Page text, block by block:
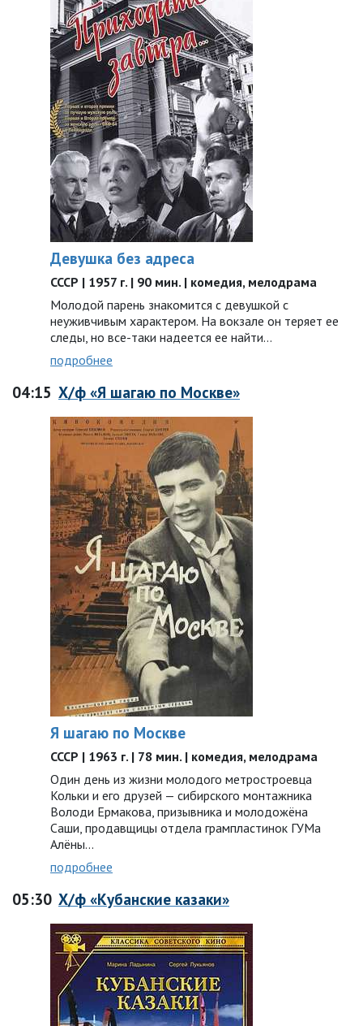
Девушка без адреса
СССР | 1957 г. | 90 мин. | комедия, мелодрама
Молодой парень знакомится с девушкой с
неуживчивым характером. На вокзале он теряет ее
следы, но все-таки надеется ее найти…
подробнее
04:15 Х/ф «Я шагаю по Москве»
Я шагаю по Москве
СССР | 1963 г. | 78 мин. | комедия, мелодрама
Один день из жизни молодого метростроевца
Кольки и его друзей — сибирского монтажника
Володи Ермакова, призывника и молодожёна
Саши, продавщицы отдела грампластинок ГУМа
Алёны...
подробнее
05:30 Х/ф «Кубанские казаки»